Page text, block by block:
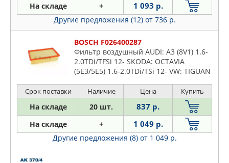
На складе + 1 093 р.
Другие предложения (12) от 736 р.
BOSCH F026400287
Фильтр воздушный AUDI: A3 (8V1) 1.6-
2.0TDi/TFSi 12- SKODA: OCTAVIA
(5E3/5E5) 1.6-2.0TDi/TSi 12- VW: TIGUAN
1.6TDi/2.0TDi 15-
Срок поставки Наличие Цена Купить
На складе 20 шт. 837 р.
На складе + 1 049 р.
Другие предложения (8) от 1 049 р.